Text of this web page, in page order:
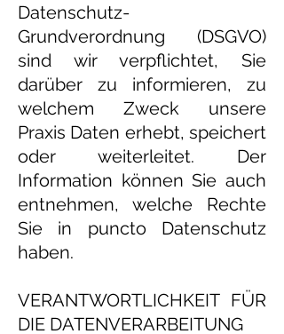
Datenschutz-
Grundverordnung (DSGVO)
sind wir verpflichtet, Sie
darüber zu informieren, zu
welchem Zweck unsere
Praxis Daten erhebt, speichert
oder weiterleitet. Der
Information können Sie auch
entnehmen, welche Rechte
Sie in puncto Datenschutz
haben.
VERANTWORTLICHKEIT FÜR
DIE DATENVERARBEITUNG